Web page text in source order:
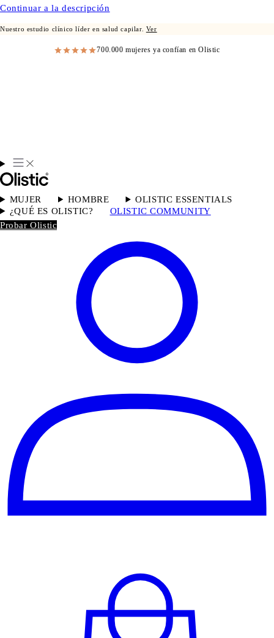
Continuar a la descripción
Nuestro estudio clínico líder en salud capilar. Ver
700.000 mujeres ya confían en Olistic
MUJER HOMBRE
OLISTIC ESSENTIALS
¿QUÉ ES OLISTIC?
OLISTIC COMMUNITY
Probar Olistic